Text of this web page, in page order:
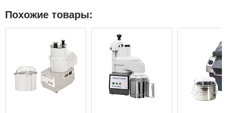
Похожие товары: